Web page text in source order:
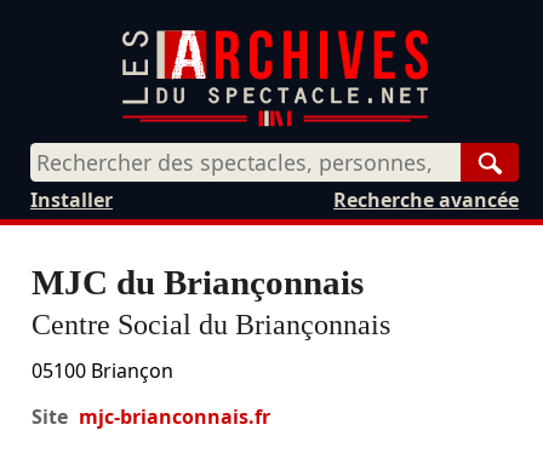
Recherche avancée
Installer
MJC du Briançonnais
Centre Social du Briançonnais
05100 Briançon
Site mjc-brianconnais.fr